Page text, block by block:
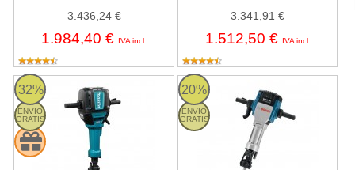
3.436,24 €
1.984,40 € IVA incl.
3.341,91 €
1.512,50 € IVA incl.
32%
ENVIO
GRATIS
HM1812 Makita 20%
ENVIO
GRATIS
Bosch GSH 27 VC Professional